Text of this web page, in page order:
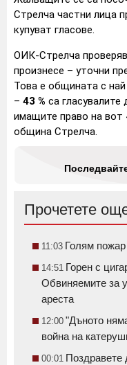
Стрелча частни лица
купуват гласове.
ОИК-Стрелча
произнесе – уточни
Това е общината с
– 43 % са
имащите право на вот
община Стрелча.
Прочетете
11:03 Голям
14:51 Горен с
Обвиняемите за
ареста
12:00 "Дъното
война на
00:01 Поздравете